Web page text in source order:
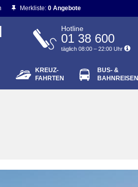
vergessen?
Merkliste: 0 Angebote
Hotline
01 38 600
täglich 08:00 – 22:00 Uhr
KREUZ-
FAHRTEN
BUS- &
BAHNREISEN